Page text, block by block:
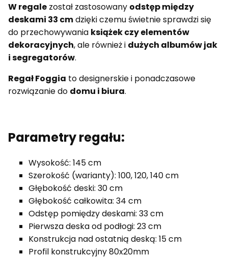
W regale został zastosowany odstęp między
deskami 33 cmdzięki czemu świetnie sprawdzi się
do przechowywania książek czy elementów
dekoracyjnych, ale również i dużych albumów jak
i segregatorów.
Regał Foggia to designerskie i ponadczasowe
rozwiązanie do domu i biura.
Parametry regału:
Wysokość: 145 cm
Szerokość (warianty): 100, 120, 140 cm
Głębokość deski: 30 cm
Głębokość całkowita: 34 cm
Odstęp pomiędzy deskami: 33 cm
Pierwsza deska od podłogi: 23 cm
Konstrukcja nad ostatnią deską: 15 cm
Profil konstrukcyjny 80x20mm